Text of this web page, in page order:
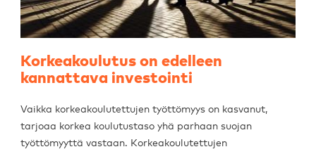
Korkeakoulutus on edelleen
kannattava investointi
Vaikka korkeakoulutettujen työttömyys on kasvanut,
tarjoaa korkea koulutustaso yhä parhaan suojan
työttömyyttä vastaan. Korkeakoulutettujen